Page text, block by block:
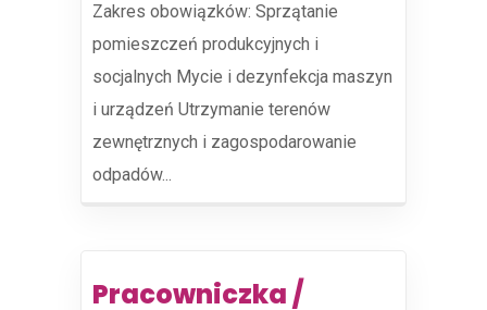
Zakres obowiązków: Sprzątanie
pomieszczeń produkcyjnych i
socjalnych Mycie i dezynfekcja maszyn
i urządzeń Utrzymanie terenów
zewnętrznych i zagospodarowanie
odpadów...
Pracowniczka /